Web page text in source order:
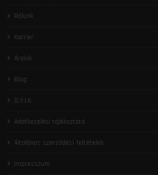
Rólunk
Karrier
Áraink
Blog
G.Y.I.K.
Adatkezelési tájékoztató
Általános szerződési feltételek
Impresszum